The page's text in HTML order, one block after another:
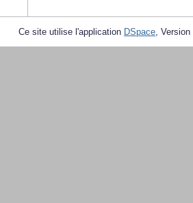
Ce site utilise l'application DSpace,